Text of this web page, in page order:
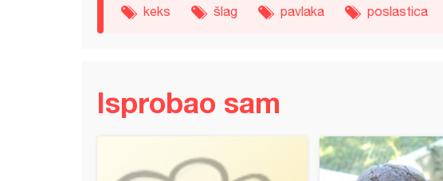
keks šlag pavlaka poslastica
Isprobao sam